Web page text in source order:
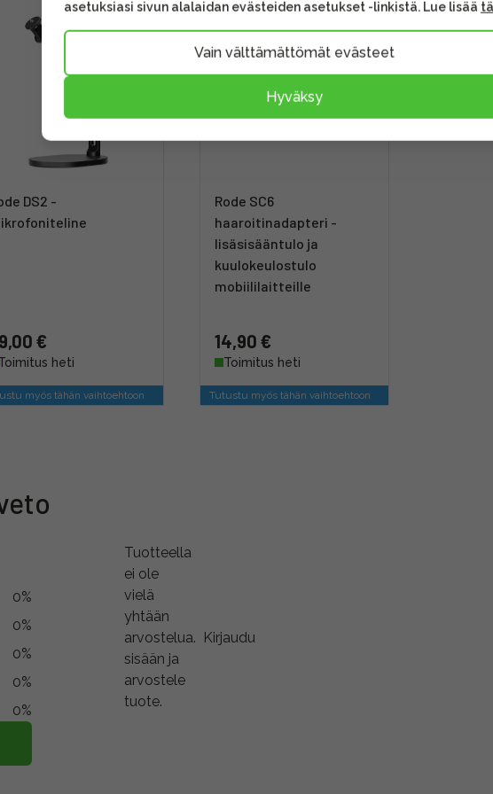
DS2 -
€
heti
myös tähän vaihtoehtoon
Rode SC6
haaroitinadapteri -
lisäsisääntulo ja
kuulokeulostulo
mobiililaitteille
14,90 €
Toimitus heti
Tutustu myös tähän vaihtoehtoon
0%
0%
0%
0%
0%
Tuotteella
ei ole
vielä
yhtään
arvostelua. Kirjaudu
sisään ja
arvostele
tuote.
asetuksiasi sivun alalaidan evästeiden asetukset -linkistä. Lue lisää
Vain välttämättömät evästeet
Hyväksy